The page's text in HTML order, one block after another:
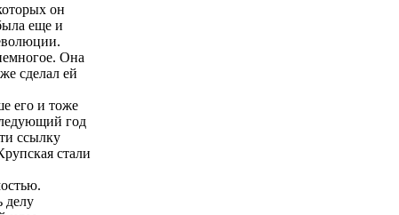
он
еще и
Она
сделал ей
его и тоже
год
ссылку
стали
делу